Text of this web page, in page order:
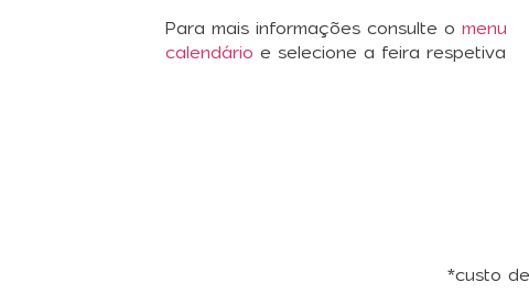
Para mais informações consulte o menu
calendário e selecione a feira respetiva
*custo